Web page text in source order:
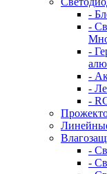
-
-
-
-
-
-
-
-